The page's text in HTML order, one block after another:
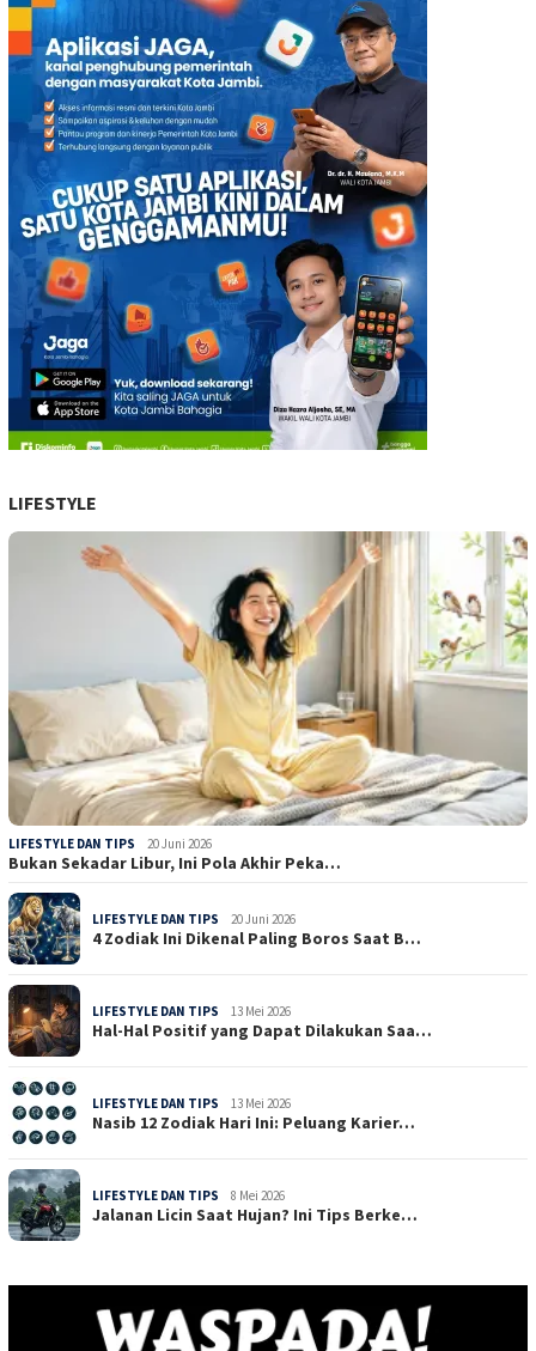
LIFESTYLE
LIFESTYLE DAN TIPS 20 Juni 2026
Bukan Sekadar Libur, Ini Pola Akhir Peka…
LIFESTYLE DAN TIPS 20 Juni 2026
4 Zodiak Ini Dikenal Paling Boros Saat B…
LIFESTYLE DAN TIPS 13 Mei 2026
Hal-Hal Positif yang Dapat Dilakukan Saa…
LIFESTYLE DAN TIPS 13 Mei 2026
Nasib 12 Zodiak Hari Ini: Peluang Karier…
LIFESTYLE DAN TIPS 8 Mei 2026
Jalanan Licin Saat Hujan? Ini Tips Berke…